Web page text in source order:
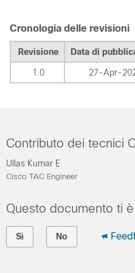
Cronologia delle revisioni
Revisione Data di
1.0 27-Apr-
Contributo dei tecnici
Ullas Kumar E
Cisco TAC Engineer
Questo documento ti
Sì No